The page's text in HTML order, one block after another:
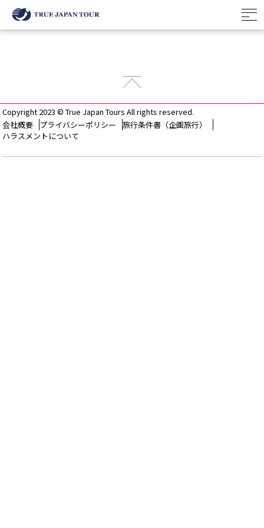
Copyright 2023 © True Japan Tours All rights reserved.
会社概要
プライバシーポリシー
旅行条件書（企画旅行）
ハラスメントについて